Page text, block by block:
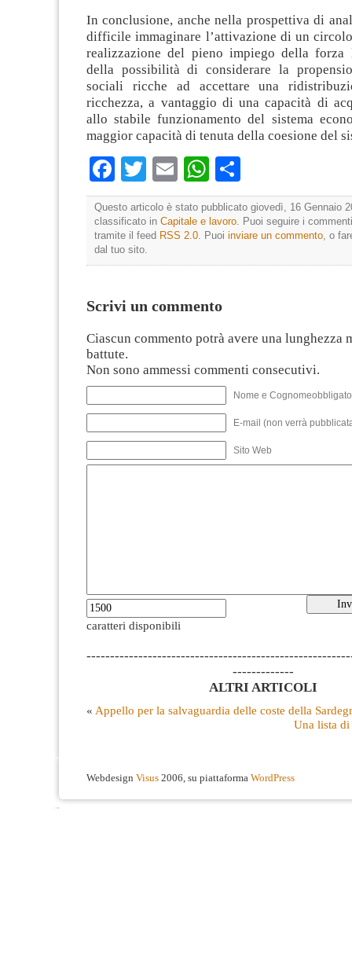
In conclusione, anche nella prospettiva di
difficile immaginare l’attivazione di un
realizzazione del pieno impiego della forza
della possibilità di considerare la
sociali ricche ad accettare una
ricchezza, a vantaggio di una capacità di
allo stabile funzionamento del sistema
maggior capacità di tenuta della coesione del
Facebook
TwitterEmailWhatsApp
Questo articolo è stato pubblicato giovedì, 16 Gennaio
classificato in Capitale e lavoro . Puoi seguire i
tramite il feed RSS 2.0 . Puoi inviare un commento , o
dal tuo sito.
Scrivi un commento
Ciascun commento potrà avere una lunghezza
battute.
Non sono ammessi commenti consecutivi.
Nome e
E-mail (non verrà
Sito Web
caratteri disponibili
-------------
ALTRI ARTICOLI
« Appello per la salvaguardia delle coste della
Una lista
Webdesign Visus 2006, su piattaforma WordPress